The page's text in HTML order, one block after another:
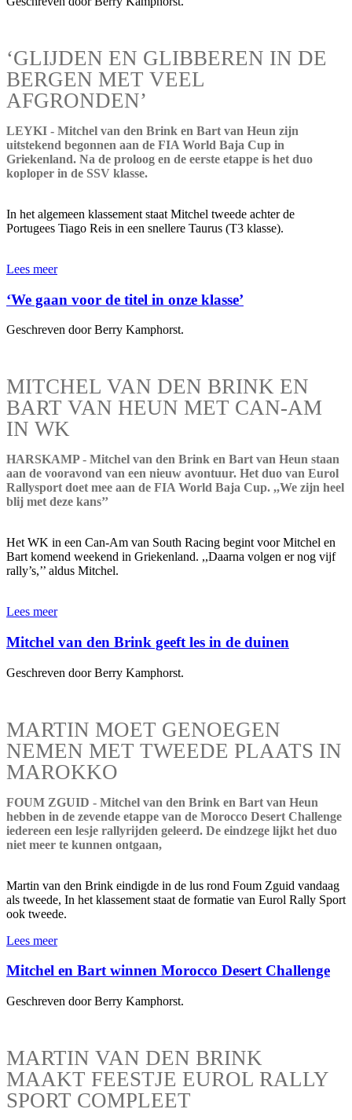
‘GLIJDEN EN GLIBBEREN IN DE
BERGEN MET VEEL
AFGRONDEN’
LEYKI - Mitchel van den Brink en Bart van Heun zijn
uitstekend begonnen aan de FIA World Baja Cup in
Griekenland. Na de proloog en de eerste etappe is het duo
koploper in de SSV klasse.
In het algemeen klassement staat Mitchel tweede achter de
Portugees Tiago Reis in een snellere Taurus (T3 klasse).
Lees meer
‘We gaan voor de titel in onze klasse’
Geschreven door Berry Kamphorst.
MITCHEL VAN DEN BRINK EN
BART VAN HEUN MET CAN-AM
IN WK
HARSKAMP - Mitchel van den Brink en Bart van Heun staan
aan de vooravond van een nieuw avontuur. Het duo van Eurol
Rallysport doet mee aan de FIA World Baja Cup. ,,We zijn heel
blij met deze kans’’
Het WK in een Can-Am van South Racing begint voor Mitchel en
Bart komend weekend in Griekenland. ,,Daarna volgen er nog vijf
rally’s,’’ aldus Mitchel.
Lees meer
Mitchel van den Brink geeft les in de duinen
Geschreven door Berry Kamphorst.
MARTIN MOET GENOEGEN
NEMEN MET TWEEDE PLAATS IN
MAROKKO
FOUM ZGUID - Mitchel van den Brink en Bart van Heun
hebben in de zevende etappe van de Morocco Desert Challenge
iedereen een lesje rallyrijden geleerd. De eindzege lijkt het duo
niet meer te kunnen ontgaan,
Martin van den Brink eindigde in de lus rond Foum Zguid vandaag
als tweede, In het klassement staat de formatie van Eurol Rally Sport
ook tweede.
Lees meer
Mitchel en Bart winnen Morocco Desert Challenge
Geschreven door Berry Kamphorst.
MARTIN VAN DEN BRINK
MAAKT FEESTJE EUROL RALLY
SPORT COMPLEET